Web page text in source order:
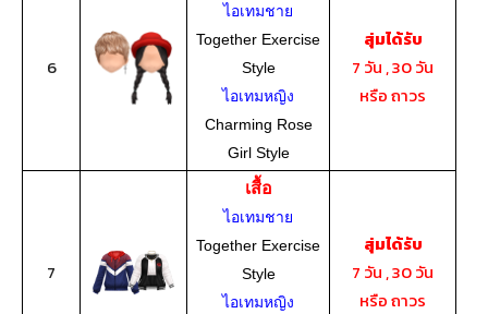
6
ไอเทมชาย
Together Exercise
Style
ไอเทมหญิง
Charming Rose
Girl Style
สุ่มได้รับ
7 วัน , 30 วัน
หรือ ถาวร
7
เสื้อ
ไอเทมชาย
Together Exercise
Style
ไอเทมหญิง
สุ่มได้รับ
7 วัน , 30 วัน
หรือ ถาวร